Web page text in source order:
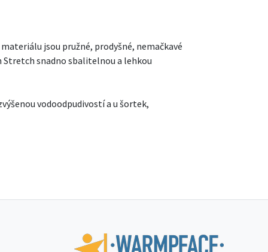
jsou pružné, prodyšné, nemačkavé
Stretch snadno sbalitelnou a lehkou
vodoodpudivostí a u šortek,